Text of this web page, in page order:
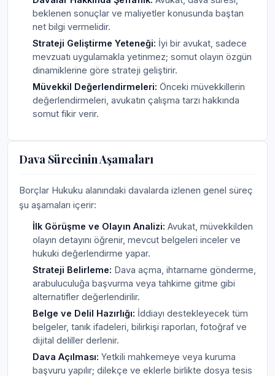
beklenen sonuçlar ve maliyetler konusunda baştan
net bilgi vermelidir.
Strateji Geliştirme Yeteneği: İyi bir avukat, sadece
mevzuatı uygulamakla yetinmez; somut olayın özgün
dinamiklerine göre strateji geliştirir.
Müvekkil Değerlendirmeleri: Önceki müvekkillerin
değerlendirmeleri, avukatın çalışma tarzı hakkında
somut fikir verir.
Dava Sürecinin Aşamaları
Borçlar Hukuku alanındaki davalarda izlenen genel süreç
şu aşamaları içerir:
İlk Görüşme ve Olayın Analizi: Avukat, müvekkilden
olayın detayını öğrenir, mevcut belgeleri inceler ve
hukuki değerlendirme yapar.
Strateji Belirleme: Dava açma, ihtarname gönderme,
arabuluculuğa başvurma veya tahkime gitme gibi
alternatifler değerlendirilir.
Belge ve Delil Hazırlığı: İddiayı destekleyecek tüm
belgeler, tanık ifadeleri, bilirkişi raporları, fotoğraf ve
dijital deliller derlenir.
Dava Açılması: Yetkili mahkemeye veya kuruma
başvuru yapılır; dilekçe ve eklerle birlikte dosya tesis